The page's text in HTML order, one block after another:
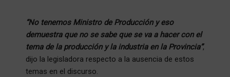
“No tenemos Ministro de Producción y eso
demuestra que no se sabe que se va a hacer con el
tema de la producción y la industria en la Provincia”,
dijo la legisladora respecto a la ausencia de estos
temas en el discurso.